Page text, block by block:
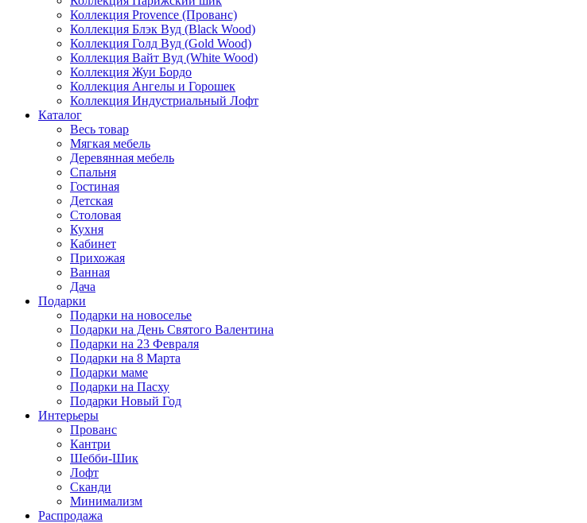
Коллекция Provence (Прованс)
Коллекция Блэк Вуд (Black Wood)
Коллекция Голд Вуд (Gold Wood)
Коллекция Вайт Вуд (White Wood)
Коллекция Жуи Бордо
Коллекция Ангелы и Горошек
Коллекция Индустриальный Лофт
Каталог
Весь товар
Мягкая мебель
Деревянная мебель
Спальня
Гостиная
Детская
Столовая
Кухня
Кабинет
Прихожая
Ванная
Дача
Подарки
Подарки на новоселье
Подарки на День Святого Валентина
Подарки на 23 Февраля
Подарки на 8 Марта
Подарки маме
Подарки на Пасху
Подарки Новый Год
Интерьеры
Прованс
Кантри
Шебби-Шик
Лофт
Сканди
Минимализм
Распродажа